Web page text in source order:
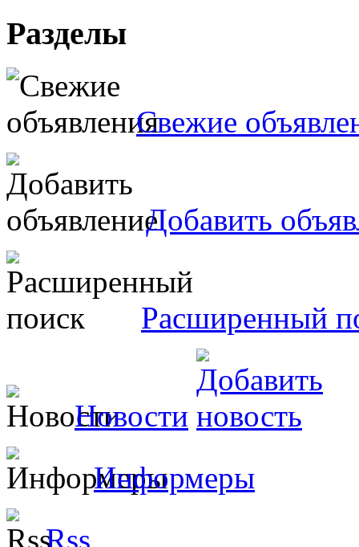
Разделы
Свежие
Добавить
Расширенный
Новости
Информеры
Rss